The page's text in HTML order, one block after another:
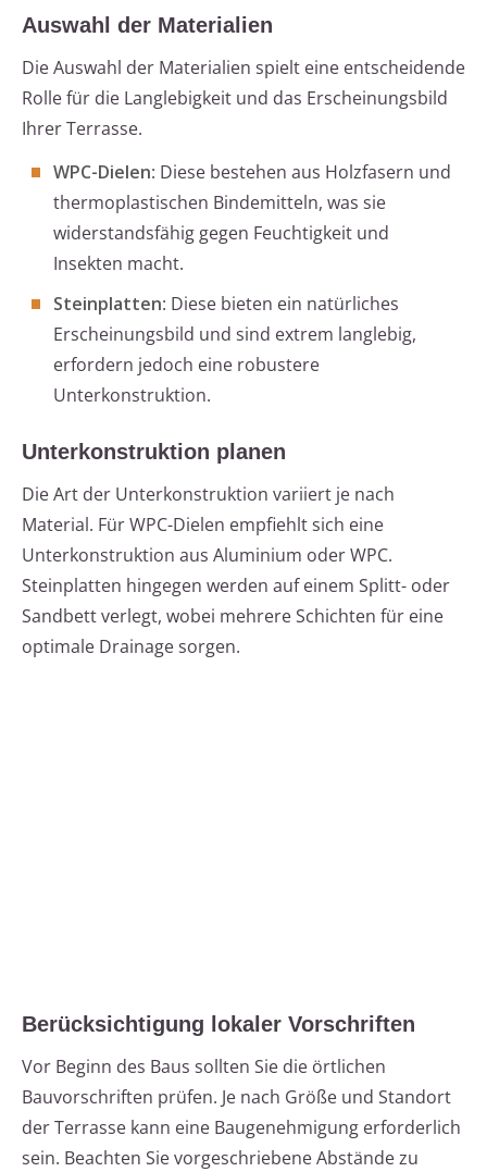
Auswahl der Materialien
Die Auswahl der Materialien spielt eine entscheidende
Rolle für die Langlebigkeit und das Erscheinungsbild
Ihrer Terrasse.
WPC-Dielen: Diese bestehen aus Holzfasern und
thermoplastischen Bindemitteln, was sie
widerstandsfähig gegen Feuchtigkeit und
Insekten macht.
Steinplatten: Diese bieten ein natürliches
Erscheinungsbild und sind extrem langlebig,
erfordern jedoch eine robustere
Unterkonstruktion.
Unterkonstruktion planen
Die Art der Unterkonstruktion variiert je nach
Material. Für WPC-Dielen empfiehlt sich eine
Unterkonstruktion aus Aluminium oder WPC.
Steinplatten hingegen werden auf einem Splitt- oder
Sandbett verlegt, wobei mehrere Schichten für eine
optimale Drainage sorgen.
Berücksichtigung lokaler Vorschriften
Vor Beginn des Baus sollten Sie die örtlichen
Bauvorschriften prüfen. Je nach Größe und Standort
der Terrasse kann eine Baugenehmigung erforderlich
sein. Beachten Sie vorgeschriebene Abstände zu